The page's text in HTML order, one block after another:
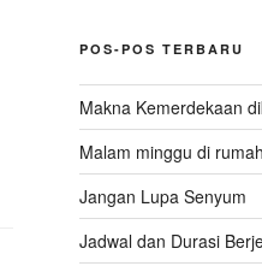
POS-POS TERBARU
Makna Kemerdekaan
Malam minggu di
Jangan Lupa Senyum
Jadwal dan Durasi